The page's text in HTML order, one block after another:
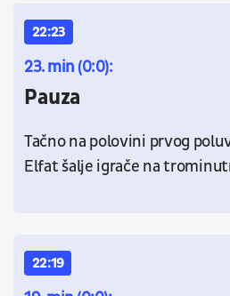
22:23
23. min (0:0):
Pauza
Tačno na polovini prvog
Elfat šalje igrače na
22:19